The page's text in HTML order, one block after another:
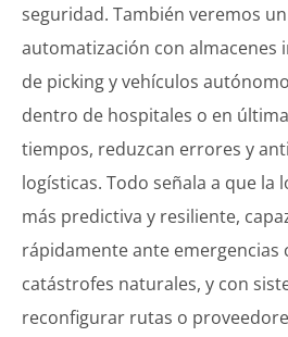
seguridad. También veremos
automatización con almacenes
de picking y vehículos
dentro de hospitales o en
tiempos, reduzcan errores y
logísticas. Todo señala a que la
más predictiva y resiliente,
rápidamente ante emergencias
catástrofes naturales, y con
reconfigurar rutas o